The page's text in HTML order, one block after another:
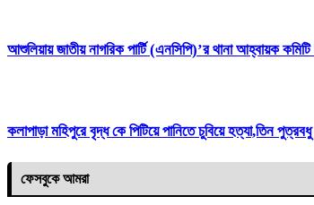
আশুলিয়ায় জাতীয় নাগরিক পার্টি (এনসিপি)’র থানা আহ্বায়ক
কলাপাড়া মহিপুরে বৃদ্ধ কে পিটিয়ে পানিতে চুবিয়ে হত্যা,তিন
ফেসবুকে আমরা